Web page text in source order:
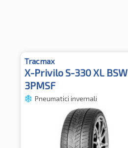
Tracmax
X-Privilo S-330 XL BSW
3PMSF
Pneumatici invernali